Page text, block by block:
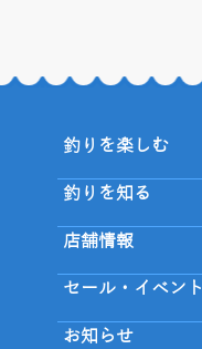
釣りを楽しむ
釣りを知る
店舗情報
セール・イベント
お知らせ